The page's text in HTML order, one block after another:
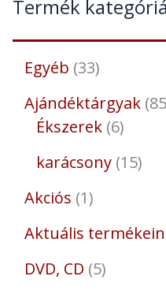
Termék
Egyéb 33
Ajándéktárgyak 85
Ékszerek 6
karácsony 15
Akciós 1
Aktuális
DVD, CD 5